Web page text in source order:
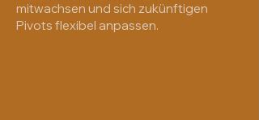
mitwachsen und sich zukünftigen
Pivots flexibel anpassen.